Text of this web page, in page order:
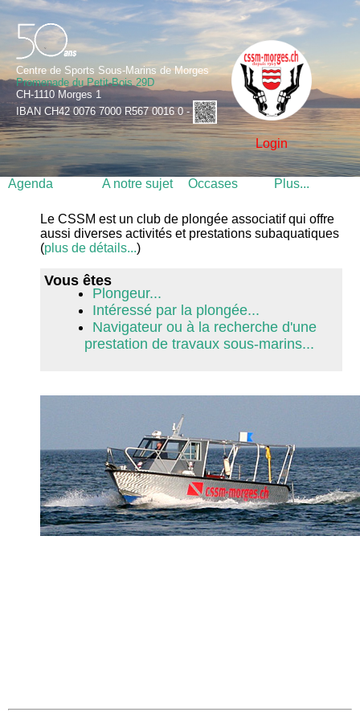
Centre de Sports Sous-Marins de Morges
Promenade du Petit-Bois 29D
CH-1110 Morges 1
IBAN CH42 0076 7000 R567 0016 0 -
Login
Agenda A notre sujet Occases Plus...
Le CSSM est un club de plongée associatif qui offre
aussi diverses activités et prestations subaquatiques
(plus de détails...)
Vous êtes
Plongeur...
Intéressé par la plongée...
Navigateur ou à la recherche d'une
prestation de travaux sous-marins...